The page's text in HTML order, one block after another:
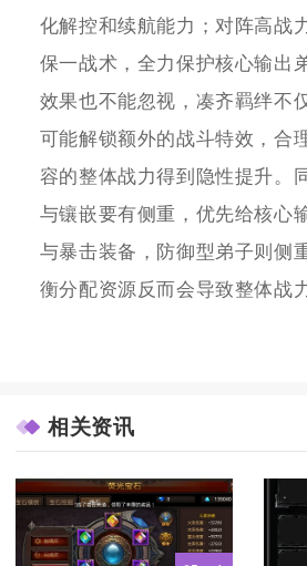
化解控和续航能力；对阵高战
保一战术，全力保护核心输出
效果也不能忽视，凑齐羁绊不
可能解锁额外的战斗特效，合
容的整体战力得到隐性提升。
与镶嵌要有侧重，优先给核心
与暴击装备，防御型弟子则侧
衡分配资源反而会导致整体战
相关资讯